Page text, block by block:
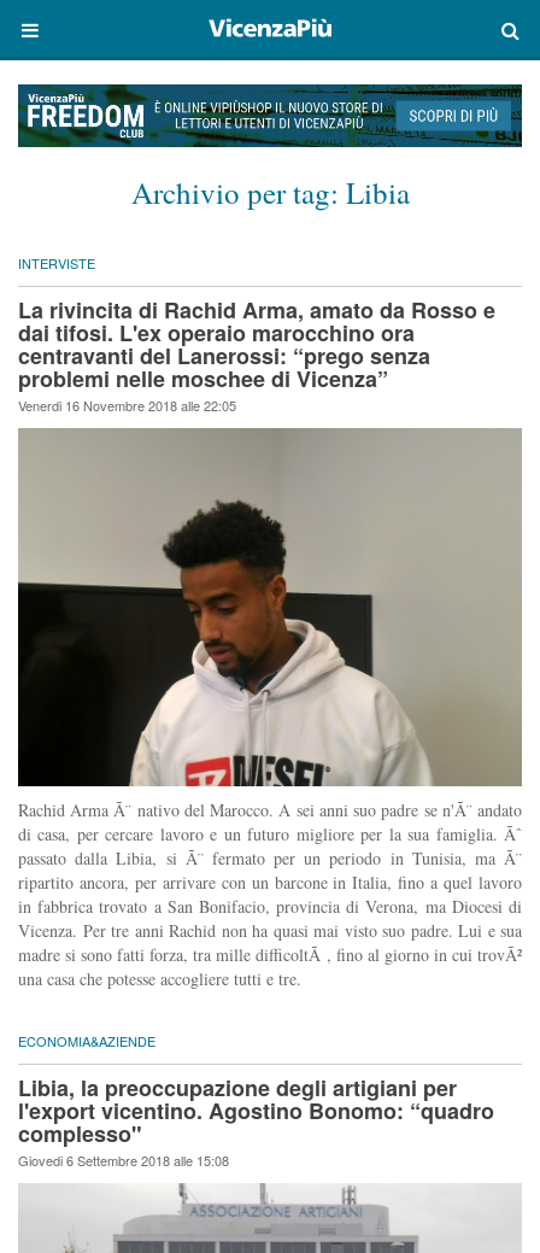
Archivio per tag: Libia
INTERVISTE
La rivincita di Rachid Arma, amato da Rosso e
dai tifosi. L'ex operaio marocchino ora
centravanti del Lanerossi: “prego senza
problemi nelle moschee di Vicenza”
Venerdi 16 Novembre 2018 alle 22:05
Rachid Arma Ã¨ nativo del Marocco. A sei anni suo padre se n'Ã¨ andato
di casa, per cercare lavoro e un futuro migliore per la sua famiglia. Ãˆ
passato dalla Libia, si Ã¨ fermato per un periodo in Tunisia, ma Ã¨
ripartito ancora, per arrivare con un barcone in Italia, fino a quel lavoro
in fabbrica trovato a San Bonifacio, provincia di Verona, ma Diocesi di
Vicenza. Per tre anni Rachid non ha quasi mai visto suo padre. Lui e sua
madre si sono fatti forza, tra mille difficoltÃ , fino al giorno in cui trovÃ²
una casa che potesse accogliere tutti e tre.
ECONOMIA&AZIENDE
Libia, la preoccupazione degli artigiani per
l'export vicentino. Agostino Bonomo: “quadro
complesso"
Giovedi 6 Settembre 2018 alle 15:08